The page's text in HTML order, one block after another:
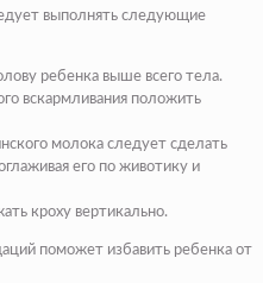
выполнять следующие
ребенка выше всего тела.
вскармливания положить
молока следует сделать
его по животику и
кроху вертикально.
поможет избавить ребенка от